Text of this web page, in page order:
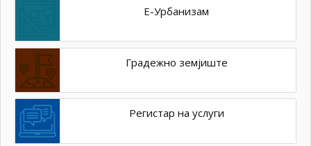
Е-Урбанизам
Градежно земјиште
Регистар на услуги